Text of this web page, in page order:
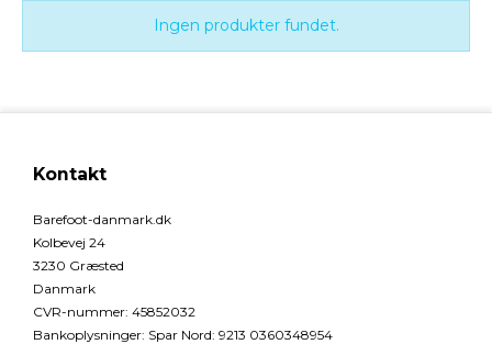
Ingen produkter fundet.
Kontakt
Barefoot-danmark.dk
Kolbevej 24
3230 Græsted
Danmark
CVR-nummer: 45852032
Bankoplysninger: Spar Nord: 9213 0360348954